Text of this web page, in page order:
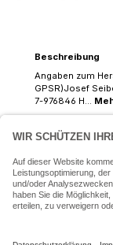
Beschreibung
Angaben zum
GPSR)Josef
7-976846 H…
07243
SERVICE-HOTLINE